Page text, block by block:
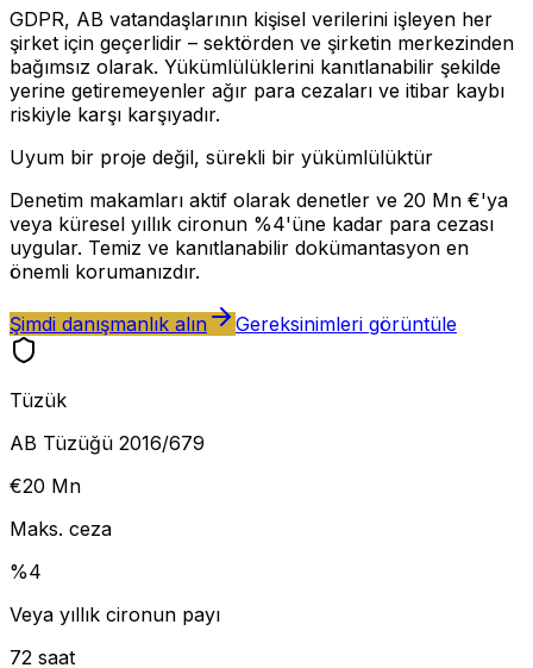
GDPR, AB vatandaşlarının kişisel verilerini işleyen her
şirket için geçerlidir – sektörden ve şirketin merkezinden
bağımsız olarak. Yükümlülüklerini kanıtlanabilir şekilde
yerine getiremeyenler ağır para cezaları ve itibar kaybı
riskiyle karşı karşıyadır.
Uyum bir proje değil, sürekli bir yükümlülüktür
Denetim makamları aktif olarak denetler ve 20 Mn €'ya
veya küresel yıllık cironun %4'üne kadar para cezası
uygular. Temiz ve kanıtlanabilir dokümantasyon en
önemli korumanızdır.
Şimdi danışmanlık alın Gereksinimleri görüntüle
Tüzük
AB Tüzüğü 2016/679
€20 Mn
Maks. ceza
%4
Veya yıllık cironun payı
72 saat